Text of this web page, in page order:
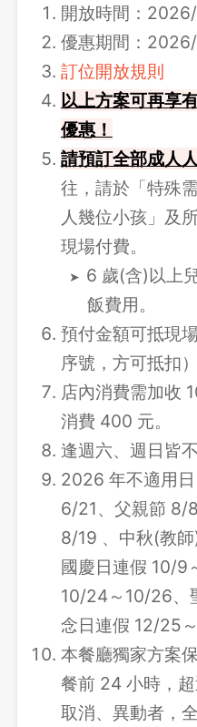
開放時間：
優惠期間：
訂位開放規則
以上方案可再享
優惠！
請預訂全部成人
往，請於「特殊
人幾位小孩」及
現場付費。
6 歲(含)以上
飯費用。
預付金額可抵現
序號，方可抵扣）
店內消費需加收
消費 400 元。
逢週六、週日皆
2026 年不適用
6/21、父親節 8/
8/19 、中秋(教
國慶日連假 10/9
10/24～10/26、
念日連假 12/25
本餐廳獨家方案
餐前 24 小時，
取消、異動者，